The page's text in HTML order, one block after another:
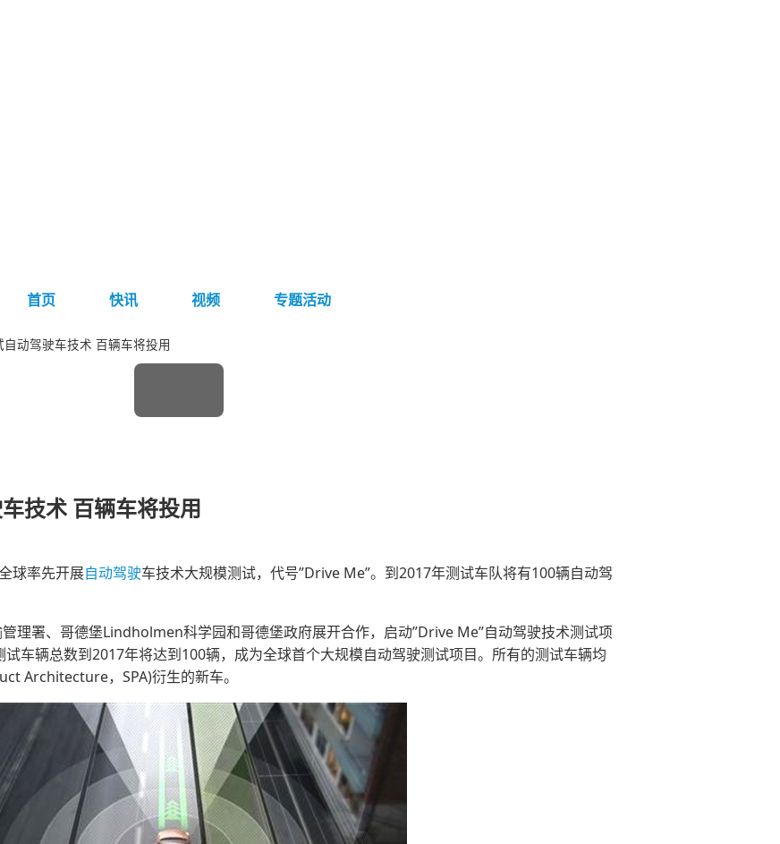
首页
快讯 视频 专题活动
动驾驶车技术 百辆车将投用
技术 百辆车将投用
球率先开展自动驾驶车技术大规模测试，代号”Drive Me”。到2017年测试车队将有100辆自动驾
署、哥德堡Lindholmen科学园和哥德堡政府展开合作，启动”Drive Me”自动驾驶技术测试项
车辆总数到2017年将达到100辆，成为全球首个大规模自动驾驶测试项目。所有的测试车辆均
Architecture，SPA)衍生的新车。